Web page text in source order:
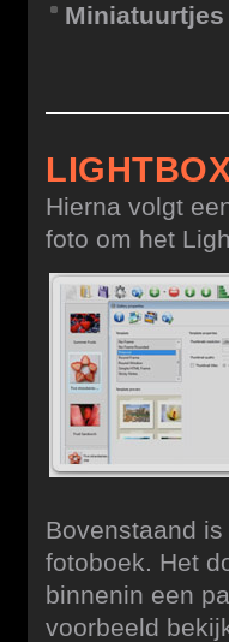
Hierna volgt
foto om het
Bovenstaand
fotoboek. Het
binnenin een
voorbeeld